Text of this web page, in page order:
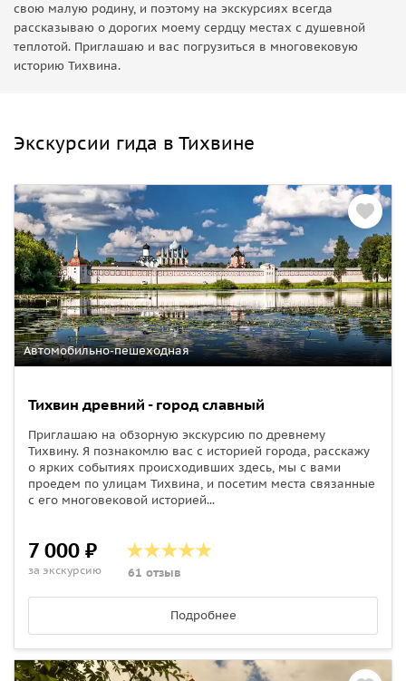
свою малую родину, и поэтому на экскурсиях всегда
рассказываю о дорогих моему сердцу местах с душевной
теплотой. Приглашаю и вас погрузиться в многовековую
историю Тихвина.
Экскурсии гида в Тихвине
Автомобильно-пешеходная
Тихвин древний - город славный
Приглашаю на обзорную экскурсию по древнему
Тихвину. Я познакомлю вас с историей города, расскажу
о ярких событиях происходивших здесь, мы с вами
проедем по улицам Тихвина, и посетим места связанные
с его многовековой историей...
7 000 ₽
за экскурсию 61 отзыв
Подробнее